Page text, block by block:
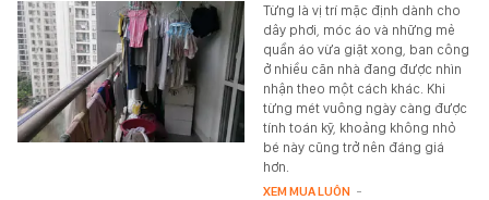
Từng là vị trí mặc định dành cho
dây phơi, móc áo và những mẻ
quần áo vừa giặt xong, ban công
ở nhiều căn nhà đang được nhìn
nhận theo một cách khác. Khi
từng mét vuông ngày càng được
tính toán kỹ, khoảng không nhỏ
bé này cũng trở nên đáng giá
hơn.
XEM MUA LUÔN -